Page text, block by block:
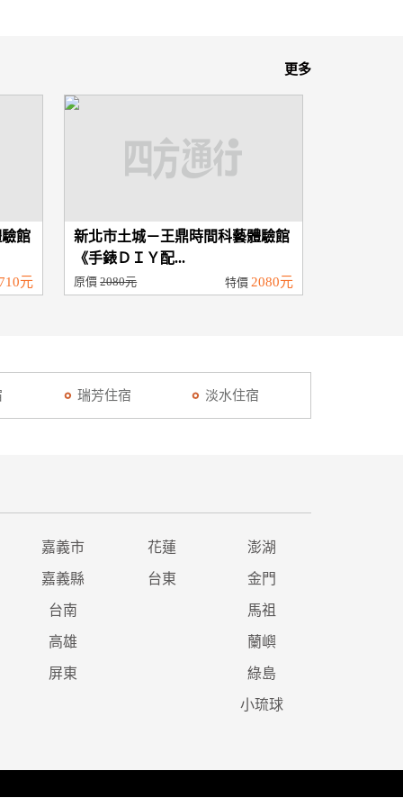
更多
館
元
新北市土城－王鼎時間科藝體驗館
《手錶ＤＩＹ配...
原價2080元 特價 2080元
瑞芳住宿 淡水住宿
嘉義市 花蓮 澎湖
嘉義縣 台東 金門
台南 馬祖
高雄 蘭嶼
屏東 綠島
小琉球